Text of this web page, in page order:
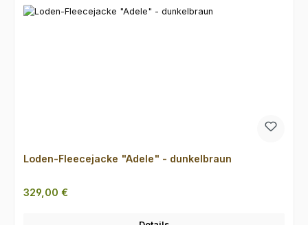
Loden-Fleecejacke "Adele" - dunkelbraun
Regulärer Preis:
329,00 €